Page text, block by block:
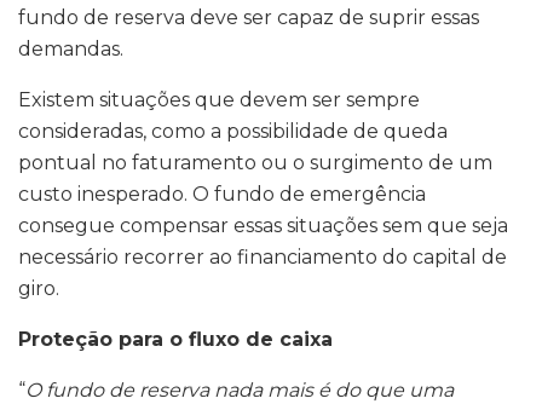
fundo de reserva deve ser capaz de suprir essas
demandas.
Existem situações que devem ser sempre
consideradas, como a possibilidade de queda
pontual no faturamento ou o surgimento de um
custo inesperado. O fundo de emergência
consegue compensar essas situações sem que seja
necessário recorrer ao financiamento do capital de
giro.
Proteção para o fluxo de caixa
“O fundo de reserva nada mais é do que uma